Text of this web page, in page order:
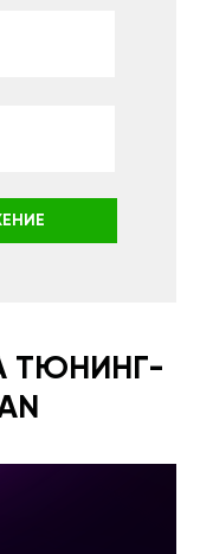
ТЮНИНГ-